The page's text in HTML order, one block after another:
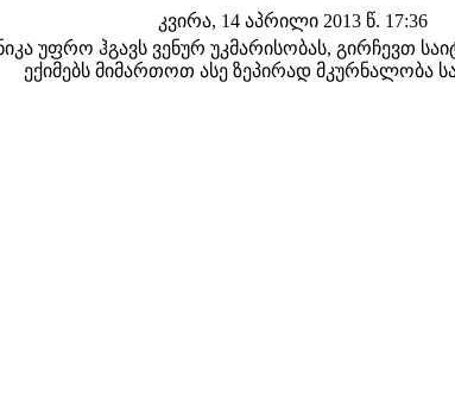
კვირა, 14 აპრილი 2013 წ. 17:36
უფრო ჰგავს ვენურ უკმარისობას, გირჩევთ
ექიმებს მიმართოთ ასე ზეპირად მკურნალობა